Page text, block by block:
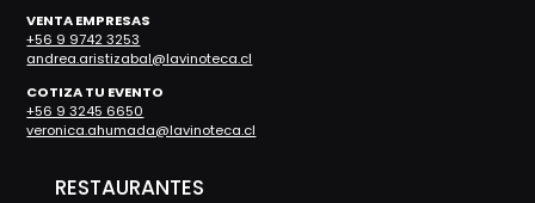
VENTA EMPRESAS
+56 9 9742 3253
andrea.aristizabal@lavinoteca.cl
COTIZA TU EVENTO
+56 9 3245 6650
veronica.ahumada@lavinoteca.cl
RESTAURANTES